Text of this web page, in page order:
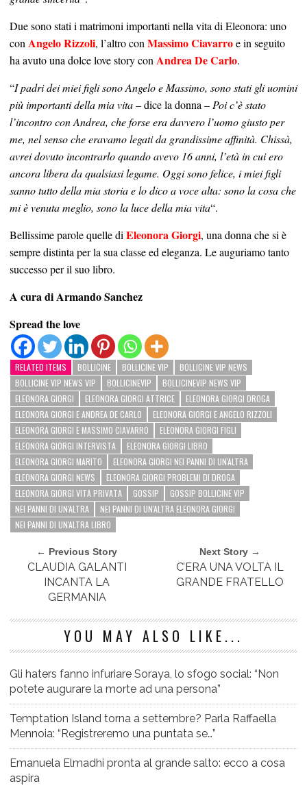
Due sono stati i matrimoni importanti nella vita di Eleonora: uno
conAngelo Rizzoli, l’altro conMassimo Ciavarroe in seguito
ha avuto una dolce love story conAndrea De Carlo.
“I padri dei miei figli sono Angelo e Massimo, sono stati gli uomini
più importanti della mia vita– dice la donna –Poi c’è stato
l’incontro con Andrea, che forse era davvero l’uomo giusto per
me, nel senso che eravamo legati da grandissime affinità. Chissà,
avrei dovuto incontrarlo quando avevo 16 anni, l’età in cui ero
ancora libera da qualsiasi legame. Oggi sono felice, i miei figli
sanno tutto della mia storia e lo dico a voce alta: sono la cosa che
mi è venuta meglio, sono la luce della mia vita“.
Bellissime parole quelle diEleonora Giorgi, una donna che si è
sempre distinta per la sua classe ed eleganza. Le auguriamo tanto
successo per il suo libro.
A cura di Armando Sanchez
Spread the love
RELATED ITEMS BOLLICINE BOLLICINE VIP
BOLLICINE VIP NEWS
BOLLICINE VIP NEWS VIP
BOLLICINEVIP
BOLLICINEVIP NEWS VIP
ELEONORA GIORGI
ELEONORA GIORGI ATTRICE
ELEONORA GIORGI DROGA
ELEONORA GIORGI E ANDREA DE CARLO
ELEONORA GIORGI E ANGELO RIZZOLI
ELEONORA GIORGI E MASSIMO CIAVARRO
ELEONORA GIORGI FIGLI
ELEONORA GIORGI INTERVISTA
ELEONORA GIORGI LIBRO
ELEONORA GIORGI MARITO
ELEONORA GIORGI NEI PANNI DI UN'ALTRA
ELEONORA GIORGI NEWS
ELEONORA GIORGI PROBLEMI DI DROGA
ELEONORA GIORGI VITA PRIVATA
GOSSIP
GOSSIP BOLLICINE VIP
NEI PANNI DI UN'ALTRA
NEI PANNI DI UN'ALTRA ELEONORA GIORGI
NEI PANNI DI UN'ALTRA LIBRO
← Previous Story
CLAUDIA GALANTI
INCANTA LA
GERMANIA
Next Story →
C’ERA UNA VOLTA IL
GRANDE FRATELLO
YOU MAY ALSO LIKE...
Gli haters fanno infuriare Soraya, lo sfogo social: “Non
potete augurare la morte ad una persona”
Temptation Island torna a settembre? Parla Raffaella
Mennoia: “Registreremo una puntata se…”
Emanuela Elmadhi pronta al grande salto: ecco a cosa
aspira